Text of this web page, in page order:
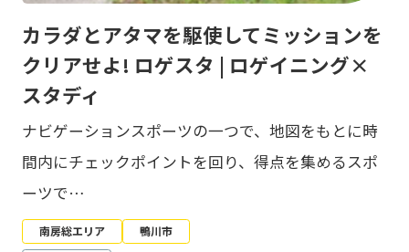
カラダとアタマを駆使してミッションを
クリアせよ! ロゲスタ | ロゲイニング×
スタディ
ナビゲーションスポーツの一つで、地図をもとに時
間内にチェックポイントを回り、得点を集めるスポ
ーツで…
南房総エリア
鴨川市